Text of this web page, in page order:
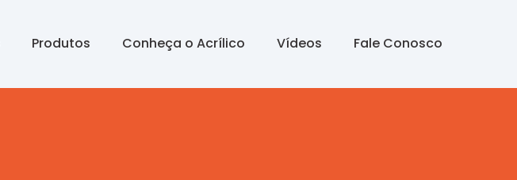
Produtos Conheça o Acrílico Vídeos Fale Conosco